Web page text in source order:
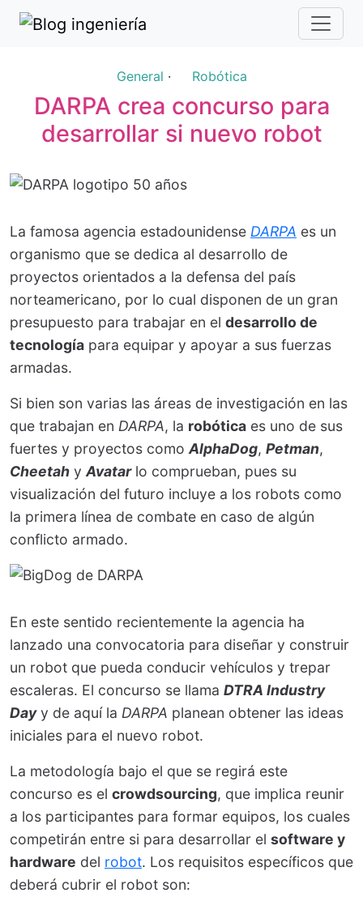
General · Robótica
DARPA crea concurso para
desarrollar si nuevo robot
La famosa agencia estadounidense DARPA es un
organismo que se dedica al desarrollo de
proyectos orientados a la defensa del país
norteamericano, por lo cual disponen de un gran
presupuesto para trabajar en el desarrollo de
tecnología para equipar y apoyar a sus fuerzas
armadas.
Si bien son varias las áreas de investigación en las
que trabajan en DARPA, la robótica es uno de sus
fuertes y proyectos como AlphaDog, Petman,
Cheetah y Avatarlo comprueban, pues su
visualización del futuro incluye a los robots como
la primera línea de combate en caso de algún
conflicto armado.
En este sentido recientemente la agencia ha
lanzado una convocatoria para diseñar y construir
un robot que pueda conducir vehículos y trepar
escaleras. El concurso se llama DTRA Industry
Dayy de aquí la DARPA planean obtener las ideas
iniciales para el nuevo robot.
La metodología bajo el que se regirá este
concurso es el crowdsourcing, que implica reunir
a los participantes para formar equipos, los cuales
competirán entre si para desarrollar el software y
hardware del robot. Los requisitos específicos que
deberá cubrir el robot son: